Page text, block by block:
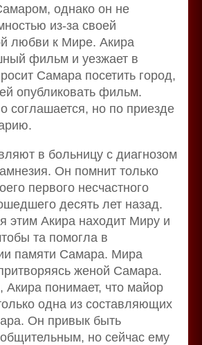
однако он не
из-за своей
любви к Мире. Акира
фильм и уезжает в
Самара посетить город,
опубликовать фильм.
соглашается, но по приезде
в больницу с диагнозом
Он помнит только
первого несчастного
десять лет назад.
этим Акира находит Миру и
та помогла в
памяти Самара. Мира
женой Самара.
понимает, что майор
одна из составляющих
Он привык быть
но сейчас ему